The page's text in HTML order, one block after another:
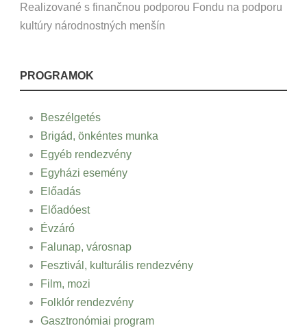
Realizované s finančnou podporou Fondu na podporu
kultúry národnostných menšín
PROGRAMOK
Beszélgetés
Brigád, önkéntes munka
Egyéb rendezvény
Egyházi esemény
Előadás
Előadóest
Évzáró
Falunap, városnap
Fesztivál, kulturális rendezvény
Film, mozi
Folklór rendezvény
Gasztronómiai program